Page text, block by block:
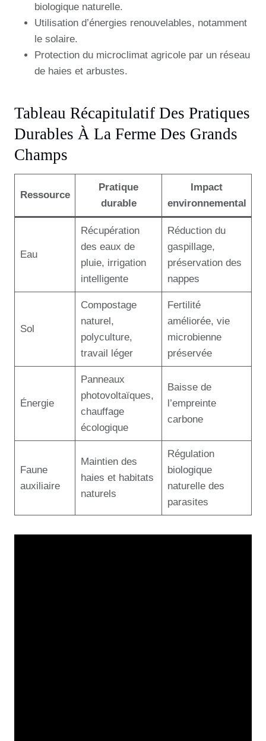
biologique naturelle.
Utilisation d’énergies renouvelables, notamment
le solaire.
Protection du microclimat agricole par un réseau
de haies et arbustes.
Tableau Récapitulatif Des Pratiques
Durables À La Ferme Des Grands
Champs
Ressource
Pratique
durable
Impact
environnemental
Eau
Récupération
des eaux de
pluie, irrigation
intelligente
Réduction du
gaspillage,
préservation des
nappes
Sol
Compostage
naturel,
polyculture,
travail léger
Fertilité
améliorée, vie
microbienne
préservée
Énergie
Panneaux
photovoltaïques,
chauffage
écologique
Baisse de
l’empreinte
carbone
Faune
auxiliaire
Maintien des
haies et habitats
naturels
Régulation
biologique
naturelle des
parasites